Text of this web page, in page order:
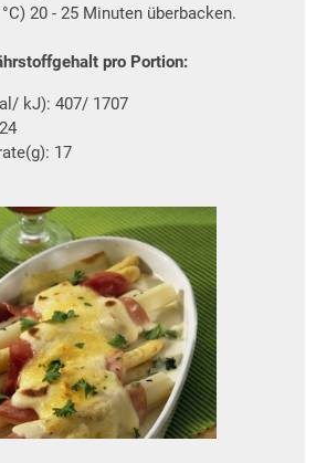
20 - 25 Minuten überbacken.
pro Portion:
kJ): 407/ 1707
17